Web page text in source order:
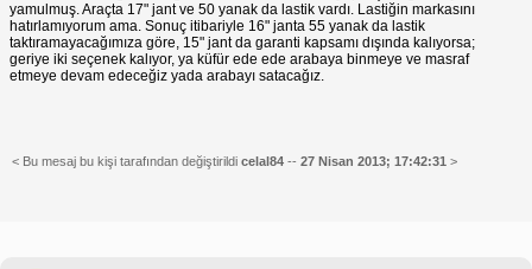
yamulmuş. Araçta 17" jant ve 50 yanak da lastik vardı. Lastiğin markasını
hatırlamıyorum ama. Sonuç itibariyle 16" janta 55 yanak da lastik
taktıramayacağımıza göre, 15" jant da garanti kapsamı dışında kalıyorsa;
geriye iki seçenek kalıyor, ya küfür ede ede arabaya binmeye ve masraf
etmeye devam edeceğiz yada arabayı satacağız.
< Bu mesaj bu kişi tarafından değiştirildi celal84 -- 27 Nisan 2013; 17:42:31 >